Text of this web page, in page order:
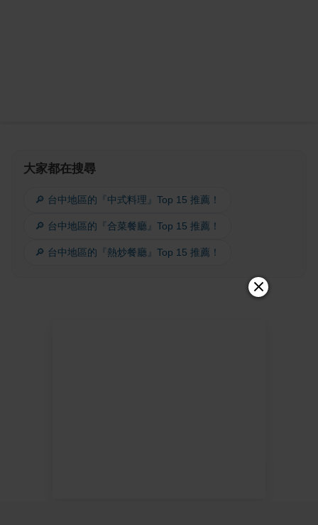
大家都在搜尋
🔎 台中地區的『中式料理』Top 15 推薦！
🔎 台中地區的『合菜餐廳』Top 15 推薦！
🔎 台中地區的『熱炒餐廳』Top 15 推薦！